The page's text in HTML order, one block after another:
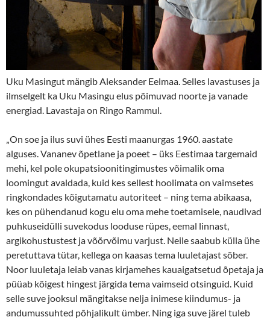
Uku Masingut mängib Aleksander Eelmaa. Selles lavastuses ja
ilmselgelt ka Uku Masingu elus põimuvad noorte ja vanade
energiad. Lavastaja on Ringo Rammul.
„On soe ja ilus suvi ühes Eesti maanurgas 1960. aastate
alguses. Vananev õpetlane ja poeet – üks Eestimaa targemaid
mehi, kel pole okupatsioonitingimustes võimalik oma
loomingut avaldada, kuid kes sellest hoolimata on vaimsetes
ringkondades kõigutamatu autoriteet – ning tema abikaasa,
kes on pühendanud kogu elu oma mehe toetamisele, naudivad
puhkuseidülli suvekodus looduse rüpes, eemal linnast,
argikohustustest ja võõrvõimu varjust. Neile saabub külla ühe
peretuttava tütar, kellega on kaasas tema luuletajast sõber.
Noor luuletaja leiab vanas kirjamehes kauaigatsetud õpetaja ja
püüab kõigest hingest järgida tema vaimseid otsinguid. Kuid
selle suve jooksul mängitakse nelja inimese kiindumus- ja
andumussuhted põhjalikult ümber. Ning iga suve järel tuleb